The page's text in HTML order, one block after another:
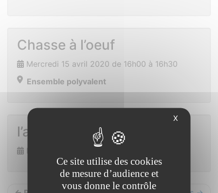
Chasse à l’oeuf
Mercredi 15 avril 2020 de 16h00 à 16h30
Ensemble polyvalent
l’armoire à jeux
Mercredi 22 avril 2020 de 10h00 à 16h00
X
Ce site utilise des cookies
de mesure d’audience et
vous donne le contrôle